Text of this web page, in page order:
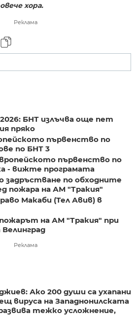
хора.
Реклама
БНТ излъчва още пет
пряко
първенство по
по БНТ 3
първенство по
- вижте програмата
задръстване по обходните
пожара на АМ "Тракия"
Макаби (Тел Авив) в
на АМ "Тракия" при
Реклама
Ако 200 души са ухапани
вируса на Западнонилската
тежко усложнение,